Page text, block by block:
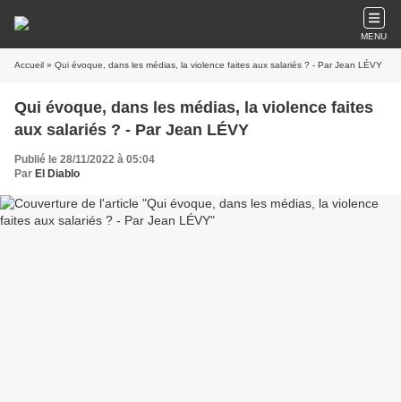
MENU
Accueil » Qui évoque, dans les médias, la violence faites aux salariés ? - Par Jean LÉVY
Qui évoque, dans les médias, la violence faites
aux salariés ? - Par Jean LÉVY
Publié le 28/11/2022 à 05:04
Par El Diablo